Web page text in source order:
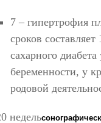
7 – гипертрофия
сроков
сахарного
беременности, у
родовой